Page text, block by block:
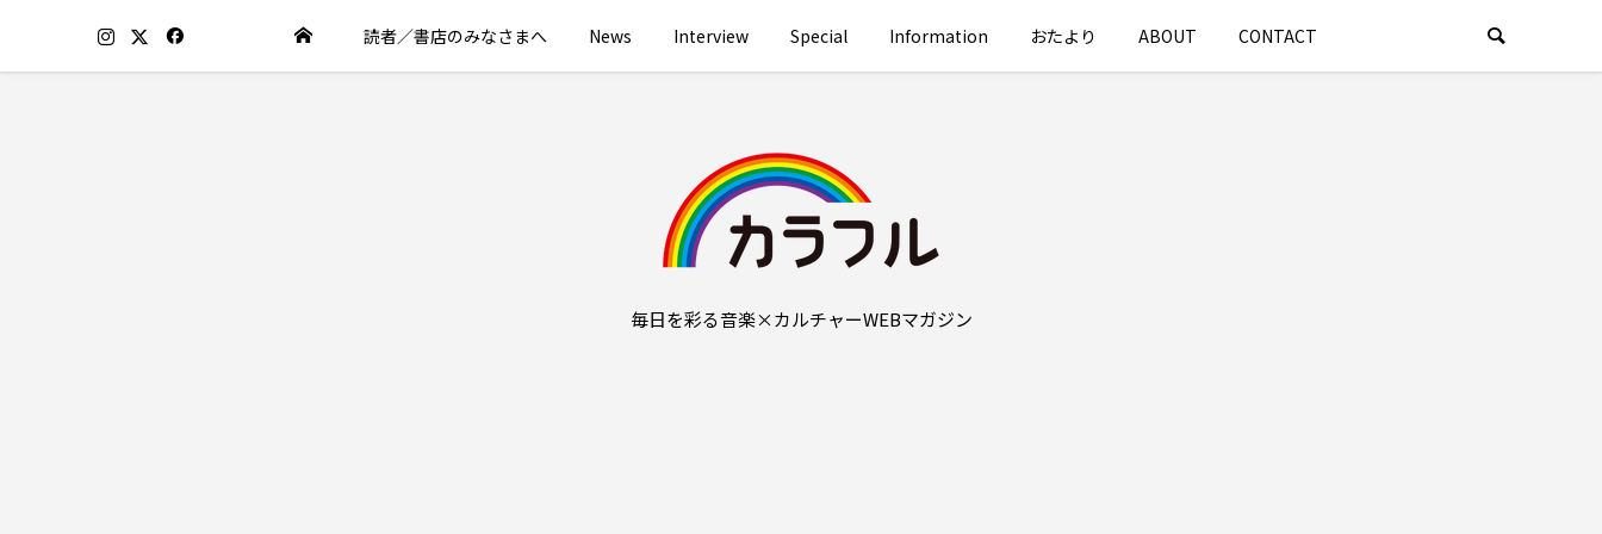
読者／書店のみなさまへ News Interview Special Information おたより ABOUT CONTACT
毎日を彩る音楽×カルチャーWEBマガジン